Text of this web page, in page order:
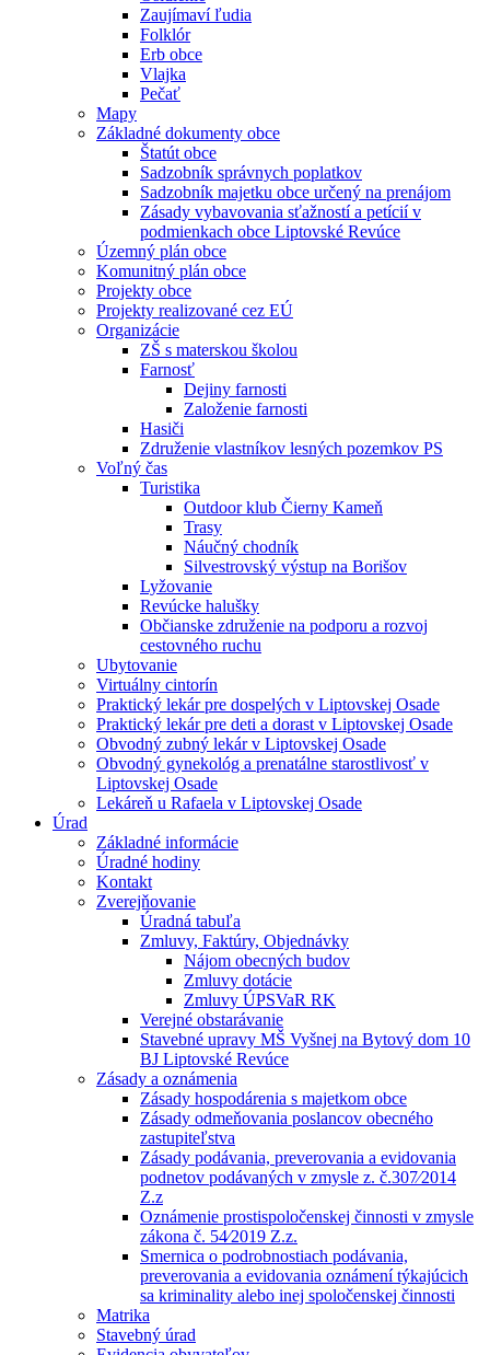
Zaujímaví ľudia
Folklór
Erb obce
Vlajka
Pečať
Mapy
Základné dokumenty obce
Štatút obce
Sadzobník správnych poplatkov
Sadzobník majetku obce určený na prenájom
Zásady vybavovania sťažností a petícií v
podmienkach obce Liptovské Revúce
Územný plán obce
Komunitný plán obce
Projekty obce
Projekty realizované cez EÚ
Organizácie
ZŠ s materskou školou
Farnosť
Dejiny farnosti
Založenie farnosti
Hasiči
Združenie vlastníkov lesných pozemkov PS
Voľný čas
Turistika
Outdoor klub Čierny Kameň
Trasy
Náučný chodník
Silvestrovský výstup na Borišov
Lyžovanie
Revúcke halušky
Občianske združenie na podporu a rozvoj
cestovného ruchu
Ubytovanie
Virtuálny cintorín
Praktický lekár pre dospelých v Liptovskej Osade
Praktický lekár pre deti a dorast v Liptovskej Osade
Obvodný zubný lekár v Liptovskej Osade
Obvodný gynekológ a prenatálne starostlivosť v
Liptovskej Osade
Lekáreň u Rafaela v Liptovskej Osade
Úrad
Základné informácie
Úradné hodiny
Kontakt
Zverejňovanie
Úradná tabuľa
Zmluvy, Faktúry, Objednávky
Nájom obecných budov
Zmluvy dotácie
Zmluvy ÚPSVaR RK
Verejné obstarávanie
Stavebné upravy MŠ Vyšnej na Bytový dom 10
BJ Liptovské Revúce
Zásady a oznámenia
Zásady hospodárenia s majetkom obce
Zásady odmeňovania poslancov obecného
zastupiteľstva
Zásady podávania, preverovania a evidovania
podnetov podávaných v zmysle z. č.307⁄2014
Z.z
Oznámenie prostispoločenskej činnosti v zmysle
zákona č. 54⁄2019 Z.z.
Smernica o podrobnostiach podávania,
preverovania a evidovania oznámení týkajúcich
sa kriminality alebo inej spoločenskej činnosti
Matrika
Stavebný úrad